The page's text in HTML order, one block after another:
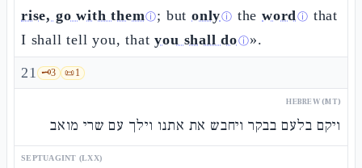
rise, go with themⓘ; butonlyⓘ thewordⓘ that
I shall tell you, thatyou shall doⓘ».
21 🗝️3 📜1
HEBREW (MT)
ויקם בלעם בבקר ויחבש את אתנו וילך עם שרי מואב
SEPTUAGINT (LXX)